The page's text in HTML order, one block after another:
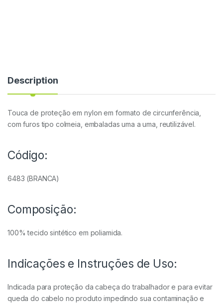
Description
Touca de proteção em nylon em formato de circunferência,
com furos tipo colmeia, embaladas uma a uma, reutilizável.
Código:
6483 (BRANCA)
Composição:
100% tecido sintético em poliamida.
Indicações e Instruções de Uso:
Indicada para proteção da cabeça do trabalhador e para evitar
queda do cabelo no produto impedindo sua contaminação e